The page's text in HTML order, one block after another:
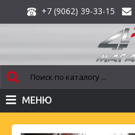
+7 (9062) 39-33-15
МЕНЮ